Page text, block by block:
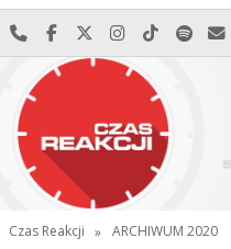
Najlepiej po prostu do nas
Odwiedź nas na
Odwiedź nas na X
Odwiedź nas
Odwiedź
Czas Reakcji » ARCHIWUM 2020